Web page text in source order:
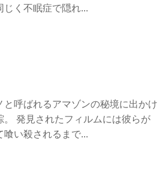
じく不眠症で隠れ...
と呼ばれるアマゾンの秘境に出かけ
。 発見されたフィルムには彼らが
い殺されるまで...